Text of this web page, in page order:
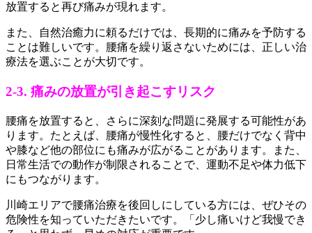
放置すると再び痛みが現れます。
また、自然治癒力に頼るだけでは、長期的に痛みを予防する
ことは難しいです。腰痛を繰り返さないためには、正しい治
療法を選ぶことが大切です。
2-3. 痛みの放置が引き起こすリスク
腰痛を放置すると、さらに深刻な問題に発展する可能性があ
ります。たとえば、腰痛が慢性化すると、腰だけでなく背中
や膝など他の部位にも痛みが広がることがあります。また、
日常生活での動作が制限されることで、運動不足や体力低下
にもつながります。
川崎エリアで腰痛治療を後回しにしている方には、ぜひその
危険性を知っていただきたいです。「少し痛いけど我慢でき